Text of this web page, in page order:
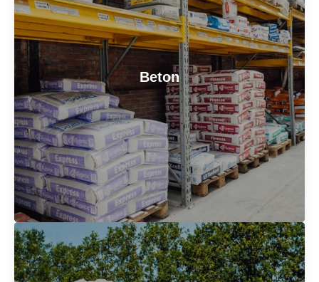
Hout en plaat
Van een stevige dakconstructie tot een strakke
binnenwand: wij hebben hout- en plaatmateriaal voor
elke klus. Altijd van topkwaliteit en direct leverbaar.
En heb je speciale afmetingen nodig? Wijzagen hout
en plaat gratisop maat in ons drive-in magazijn.
Bel voor meer informatie
Beton